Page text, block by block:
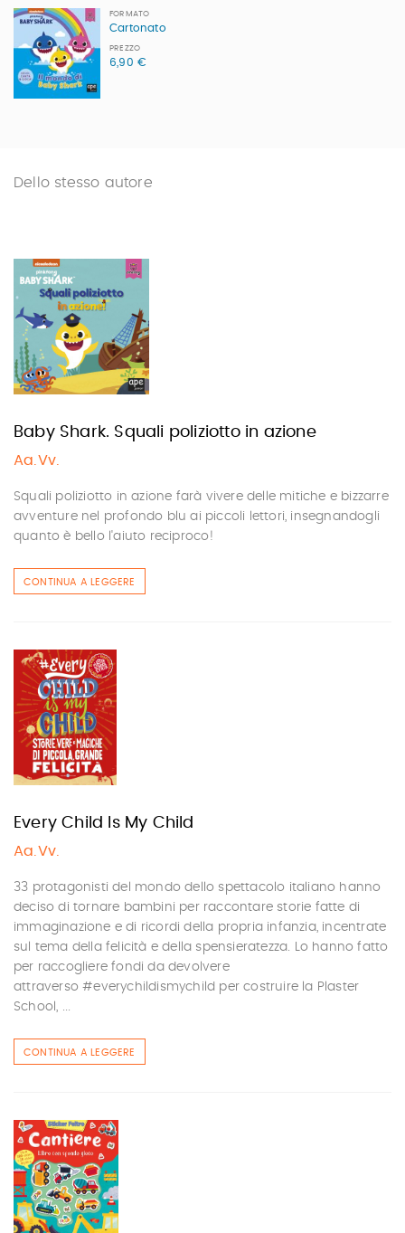
FORMATO
Cartonato
PREZZO
6,90 €
Dello stesso autore
Baby Shark. Squali poliziotto in azione
Aa.Vv.
Squali poliziotto in azione farà vivere delle mitiche e bizzarre
avventure nel profondo blu ai piccoli lettori, insegnandogli
quanto è bello l'aiuto reciproco!
CONTINUA A LEGGERE
Every Child Is My Child
Aa.Vv.
33 protagonisti del mondo dello spettacolo italiano hanno
deciso di tornare bambini per raccontare storie fatte di
immaginazione e di ricordi della propria infanzia, incentrate
sul tema della felicità e della spensieratezza. Lo hanno fatto
per raccogliere fondi da devolvere
attraverso #everychildismychild per costruire la Plaster
School, ...
CONTINUA A LEGGERE